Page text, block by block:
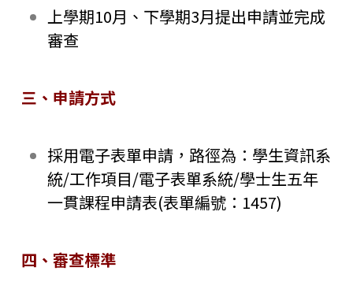
上學期10月、下學期3月提出申請並完成
審查
三、申請方式
採用電子表單申請，路徑為：學生資訊系
統/工作項目/電子表單系統/學士生五年
一貫課程申請表(表單編號：1457)
四、審查標準